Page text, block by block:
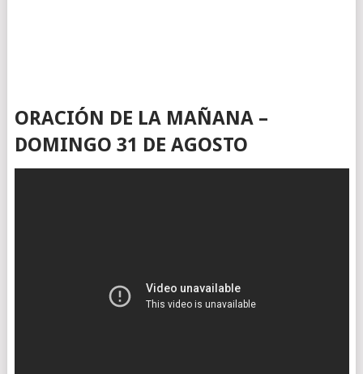
ORACIÓN DE LA MAÑANA –
DOMINGO 31 DE AGOSTO